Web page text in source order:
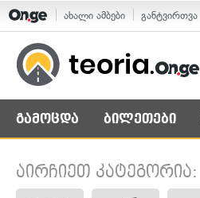
ახალი ამბები განტვირთვა
გამოცდა ბილეთები
აირჩიეთ კატეგორია: